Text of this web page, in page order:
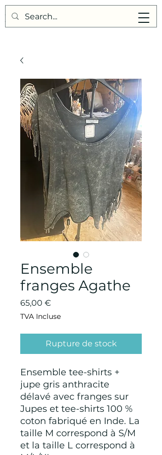
Points de Suture
Ensemble
franges Agathe
65,00 €
TVA Incluse
Rupture de stock
Ensemble tee-shirts +
jupe gris anthracite
délavé avec franges sur
Jupes et tee-shirts 100 %
coton fabriqué en Inde. La
taille M correspond à S/M
et la taille L correspond à